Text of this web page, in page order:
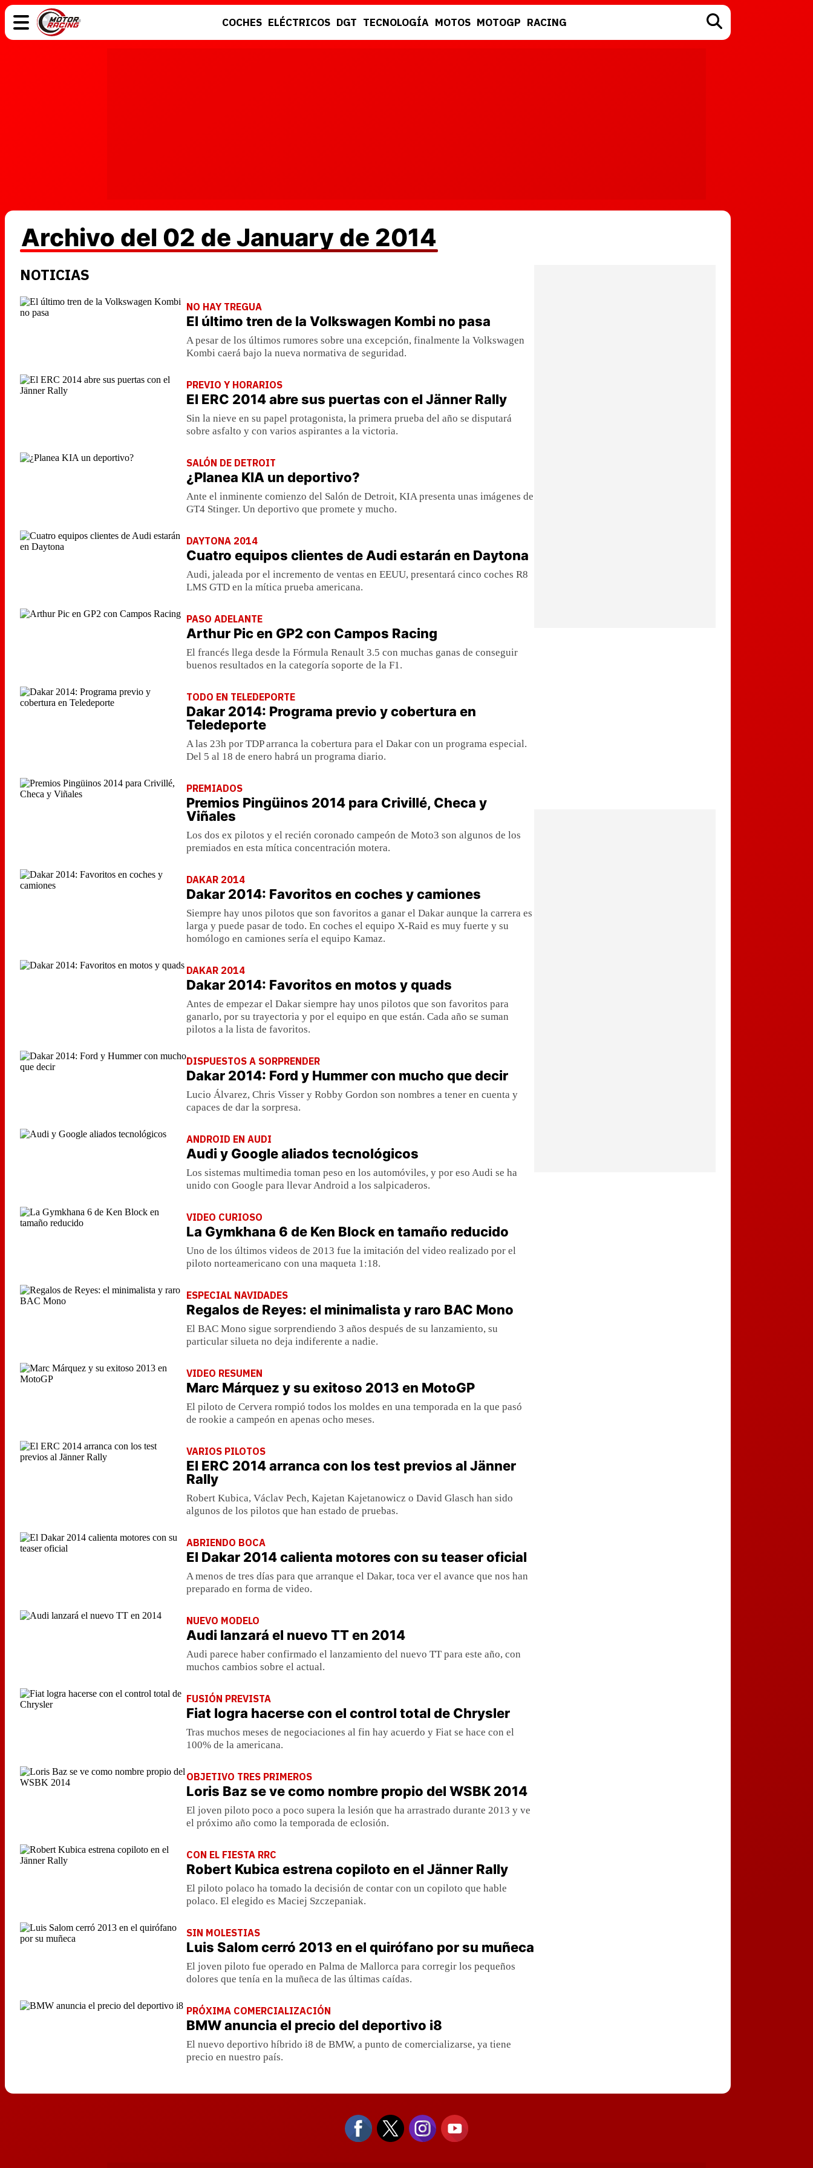
COCHES ELÉCTRICOS DGT TECNOLOGÍA MOTOS MOTOGP RACING
Archivo del 02 de January de 2014
NOTICIAS
NO HAY TREGUA
El último tren de la Volkswagen Kombi no pasa
A pesar de los últimos rumores sobre una excepción, finalmente la Volkswagen
Kombi caerá bajo la nueva normativa de seguridad.
PREVIO Y HORARIOS
El ERC 2014 abre sus puertas con el Jänner Rally
Sin la nieve en su papel protagonista, la primera prueba del año se disputará
sobre asfalto y con varios aspirantes a la victoria.
SALÓN DE DETROIT
¿Planea KIA un deportivo?
Ante el inminente comienzo del Salón de Detroit, KIA presenta unas imágenes de
GT4 Stinger. Un deportivo que promete y mucho.
DAYTONA 2014
Cuatro equipos clientes de Audi estarán en Daytona
Audi, jaleada por el incremento de ventas en EEUU, presentará cinco coches R8
LMS GTD en la mítica prueba americana.
PASO ADELANTE
Arthur Pic en GP2 con Campos Racing
El francés llega desde la Fórmula Renault 3.5 con muchas ganas de conseguir
buenos resultados en la categoría soporte de la F1.
TODO EN TELEDEPORTE
Dakar 2014: Programa previo y cobertura en
Teledeporte
A las 23h por TDP arranca la cobertura para el Dakar con un programa especial.
Del 5 al 18 de enero habrá un programa diario.
PREMIADOS
Premios Pingüinos 2014 para Crivillé, Checa y
Viñales
Los dos ex pilotos y el recién coronado campeón de Moto3 son algunos de los
premiados en esta mítica concentración motera.
DAKAR 2014
Dakar 2014: Favoritos en coches y camiones
Siempre hay unos pilotos que son favoritos a ganar el Dakar aunque la carrera es
larga y puede pasar de todo. En coches el equipo X-Raid es muy fuerte y su
homólogo en camiones sería el equipo Kamaz.
DAKAR 2014
Dakar 2014: Favoritos en motos y quads
Antes de empezar el Dakar siempre hay unos pilotos que son favoritos para
ganarlo, por su trayectoria y por el equipo en que están. Cada año se suman
pilotos a la lista de favoritos.
DISPUESTOS A SORPRENDER
Dakar 2014: Ford y Hummer con mucho que decir
Lucio Álvarez, Chris Visser y Robby Gordon son nombres a tener en cuenta y
capaces de dar la sorpresa.
ANDROID EN AUDI
Audi y Google aliados tecnológicos
Los sistemas multimedia toman peso en los automóviles, y por eso Audi se ha
unido con Google para llevar Android a los salpicaderos.
VIDEO CURIOSO
La Gymkhana 6 de Ken Block en tamaño reducido
Uno de los últimos videos de 2013 fue la imitación del video realizado por el
piloto norteamericano con una maqueta 1:18.
ESPECIAL NAVIDADES
Regalos de Reyes: el minimalista y raro BAC Mono
El BAC Mono sigue sorprendiendo 3 años después de su lanzamiento, su
particular silueta no deja indiferente a nadie.
VIDEO RESUMEN
Marc Márquez y su exitoso 2013 en MotoGP
El piloto de Cervera rompió todos los moldes en una temporada en la que pasó
de rookie a campeón en apenas ocho meses.
VARIOS PILOTOS
El ERC 2014 arranca con los test previos al Jänner
Rally
Robert Kubica, Václav Pech, Kajetan Kajetanowicz o David Glasch han sido
algunos de los pilotos que han estado de pruebas.
ABRIENDO BOCA
El Dakar 2014 calienta motores con su teaser oficial
A menos de tres días para que arranque el Dakar, toca ver el avance que nos han
preparado en forma de video.
NUEVO MODELO
Audi lanzará el nuevo TT en 2014
Audi parece haber confirmado el lanzamiento del nuevo TT para este año, con
muchos cambios sobre el actual.
FUSIÓN PREVISTA
Fiat logra hacerse con el control total de Chrysler
Tras muchos meses de negociaciones al fin hay acuerdo y Fiat se hace con el
100% de la americana.
OBJETIVO TRES PRIMEROS
Loris Baz se ve como nombre propio del WSBK 2014
El joven piloto poco a poco supera la lesión que ha arrastrado durante 2013 y ve
el próximo año como la temporada de eclosión.
CON EL FIESTA RRC
Robert Kubica estrena copiloto en el Jänner Rally
El piloto polaco ha tomado la decisión de contar con un copiloto que hable
polaco. El elegido es Maciej Szczepaniak.
SIN MOLESTIAS
Luis Salom cerró 2013 en el quirófano por su muñeca
El joven piloto fue operado en Palma de Mallorca para corregir los pequeños
dolores que tenía en la muñeca de las últimas caídas.
PRÓXIMA COMERCIALIZACIÓN
BMW anuncia el precio del deportivo i8
El nuevo deportivo híbrido i8 de BMW, a punto de comercializarse, ya tiene
precio en nuestro país.